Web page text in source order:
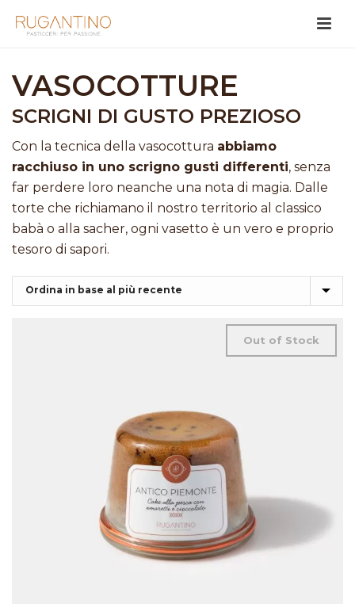
VASOCOTTURE
SCRIGNI DI GUSTO PREZIOSO
Con la tecnica della vasocottura abbiamo
racchiuso in uno scrigno gusti differenti, senza
far perdere loro neanche una nota di magia. Dalle
torte che richiamano il nostro territorio al classico
babà o alla sacher, ogni vasetto è un vero e proprio
tesoro di sapori.
Out of Stock